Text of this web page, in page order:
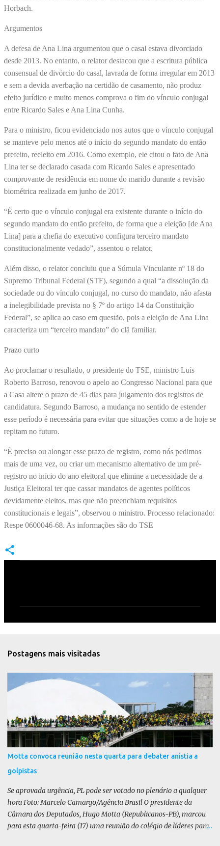
Horbach.
Argumentos
A defesa de Ana Lina argumentou que o casal estava divorciado
desde 2013. No entanto, o relator destacou que a escritura pública
consensual de divórcio do casal, lavrada de forma irregular em 2013
e sem a devida averbação na certidão de casamento, não produz
efeito jurídico e muito menos comprova o fim do vínculo conjugal
entre Ricardo Sales e Ana Lina Cunha.
Para o ministro, ficou evidenciado nos autos que o vínculo conjugal
se manteve pelo menos até o início do segundo mandato do então
prefeito, reeleito em 2016. Como exemplo, ele citou o fato de Ana
Lina ter se declarado casada com Ricardo Sales e apresentado
comprovante de residência em nome do marido durante a revisão
biométrica realizada em junho de 2017.
“É certo que o vínculo conjugal era existente durante o início do
segundo mandato do então prefeito, de forma que a eleição [de Ana
Lina] para a chefia do executivo configura terceiro mandato
constitucionalmente vedado”, assentou o relator.
Além disso, o relator concluiu que a Súmula Vinculante nº 18 do
Supremo Tribunal Federal (STF), segundo a qual “a dissolução da
sociedade ou do vínculo conjugal, no curso do mandato, não afasta
a inelegibilidade prevista no § 7º do artigo 14 da Constituição
Federal”, se aplica ao caso em questão, pois a eleição de Ana Lina
caracteriza um “terceiro mandato” do clã familiar.
Prazo curto
Ao proclamar o resultado, o presidente do TSE, ministro Luís
Roberto Barroso, renovou o apelo ao Congresso Nacional para que
a Casa altere o prazo de 45 dias para julgamento dos registros de
candidatura. Segundo Barroso, a mudança no sentido de estender
esse período é necessária para evitar que situações como a de hoje se
repitam no futuro.
“É preciso ou alongar esse prazo de registro, como nós pedimos
mais de uma vez, ou criar um mecanismo alternativo de um pré-
registro no início do ano eleitoral que elimine a necessidade de a
Justiça Eleitoral ter que cassar mandatos de agentes políticos
devidamente eleitos, mas que não preenchiam requisitos
constitucionais e legais”, observou o ministro. Processo relacionado:
Respe 0600046-68. As informações são do TSE
á
r
i
Postagens mais visitadas
Motta convoca reunião nesta quarta para debater anistia a
golpistas
Se aprovada urgência, PL pode ser votado no plenário a qualquer
hora Foto: Marcelo Camargo/Agência Brasil O presidente da
Câmara dos Deputados, Hugo Motta (Republicanos-PB), marcou
para esta quarta-feira (17) uma reunião do colégio de líderes para